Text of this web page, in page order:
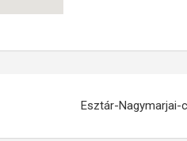
Esztár-Nagymarjai-